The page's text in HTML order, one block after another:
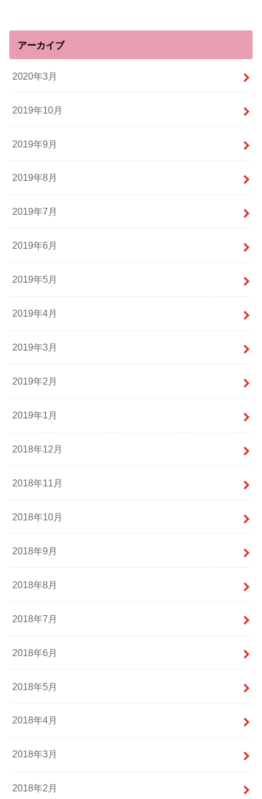
アーカイブ
2020年3月
2019年10月
2019年9月
2019年8月
2019年7月
2019年6月
2019年5月
2019年4月
2019年3月
2019年2月
2019年1月
2018年12月
2018年11月
2018年10月
2018年9月
2018年8月
2018年7月
2018年6月
2018年5月
2018年4月
2018年3月
2018年2月